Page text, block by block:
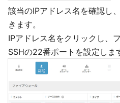
該当のIPアドレス名を確認し
きます。
IPアドレス名をクリックし、
SSHの22番ポートを設定しま